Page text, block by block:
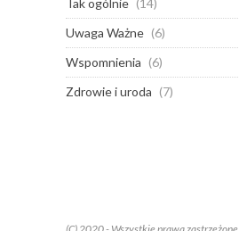
Uwaga Ważne (6)
Wspomnienia (6)
Zdrowie i uroda (7)